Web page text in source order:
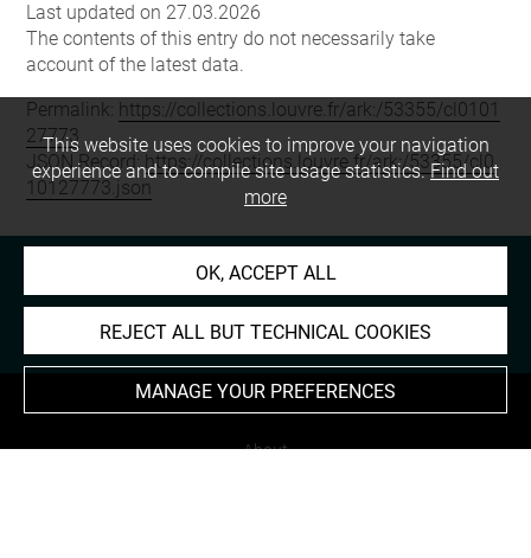
Last updated on 27.03.2026
The contents of this entry do not necessarily take
account of the latest data.
Permalink: https://collections.louvre.fr/ark:/53355/cl0101
27773
JSON Record:https://collections.louvre.fr/ark:/53355/cl0
10127773.json
About
This website uses cookies to improve your navigation
experience and to compile site usage statistics.Find out
more
OK, ACCEPT ALL
REJECT ALL BUT TECHNICAL COOKIES
MANAGE YOUR PREFERENCES